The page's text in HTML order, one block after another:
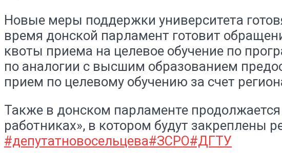
Новые меры поддержки университета
время донской парламент готовит
квоты приема на целевое обучение по
по аналогии с высшим образованием
прием по целевому обучению за счет
Также в донском парламенте
работниках», в котором будут закреплены
#депутатновосельцева#ЗСРО#ДГТУ